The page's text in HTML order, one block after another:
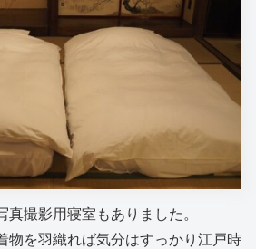
撮影用寝室もありました。
物を羽織れば気分はすっかり江戸時